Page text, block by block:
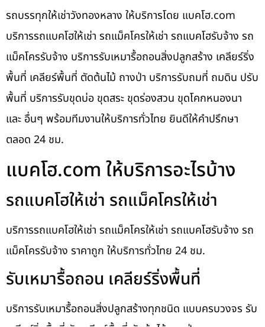
รถบรรทุกให้เช่าวังทองหลาง ให้บริการโดย แบคโฮ.com
บริการรถแบคโฮให้เช่า รถแม็คโครให้เช่า รถแบคโฮรับจ้าง รถ
แม็คโครรับจ้าง บริการรับเหมารื้อถอนสิ่งปลูกสร้าง เคลียร์ริ่ง
พื้นที่ เคลียร์พื้นที่ ตัดต้นไม้ ถางป่า บริการรับถมที่ ถมดิน ปรับ
พื้นที่ บริการรับขุดบ่อ ขุดสระ ขุดร่องสวน ขุดโคกหนองนา
และ อื่นๆ พร้อมทีมงานให้บริการทั่วไทย ยินดีให้คำปรึกษา
ตลอด 24 ชม.
แบคโฮ.com ให้บริการอะไรบ้าง
รถแบคโฮให้เช่า รถแม็คโครให้เช่า
บริการรถแบคโฮให้เช่า รถแม็คโครให้เช่า รถแบคโฮรับจ้าง รถ
แม็คโครรับจ้าง ราคาถูก ให้บริการทั่วไทย 24 ชม.
รับเหมารื้อถอน เคลียร์ริ่งพื้นที่
บริการรับเหมารื้อถอนสิ่งปลูกสร้างทุกชนิด แบบครบวงจร รับ